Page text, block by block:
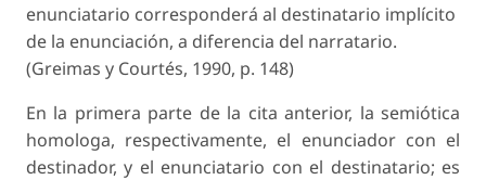
enunciatario corresponderá al destinatario implícito
de la enunciación, a diferencia del narratario.
(Greimas y Courtés, 1990, p. 148)
En la primera parte de la cita anterior, la semiótica
homologa, respectivamente, el enunciador con el
destinador, y el enunciatario con el destinatario; es